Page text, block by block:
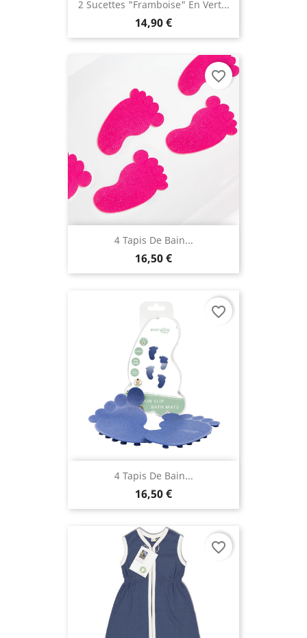
2 Sucettes "Framboise" En Vert...
14,90 €
4 Tapis De Bain...
16,50 €
favorite_border
4 Tapis De Bain...
16,50 €
favorite_border
favorite_border